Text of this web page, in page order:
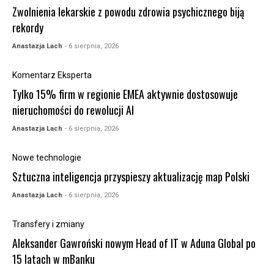
Zwolnienia lekarskie z powodu zdrowia psychicznego biją
rekordy
Anastazja Lach - 6 sierpnia, 2026
Komentarz Eksperta
Tylko 15% firm w regionie EMEA aktywnie dostosowuje
nieruchomości do rewolucji AI
Anastazja Lach - 6 sierpnia, 2026
Nowe technologie
Sztuczna inteligencja przyspieszy aktualizację map Polski
Anastazja Lach - 6 sierpnia, 2026
Transfery i zmiany
Aleksander Gawroński nowym Head of IT w Aduna Global po
15 latach w mBanku